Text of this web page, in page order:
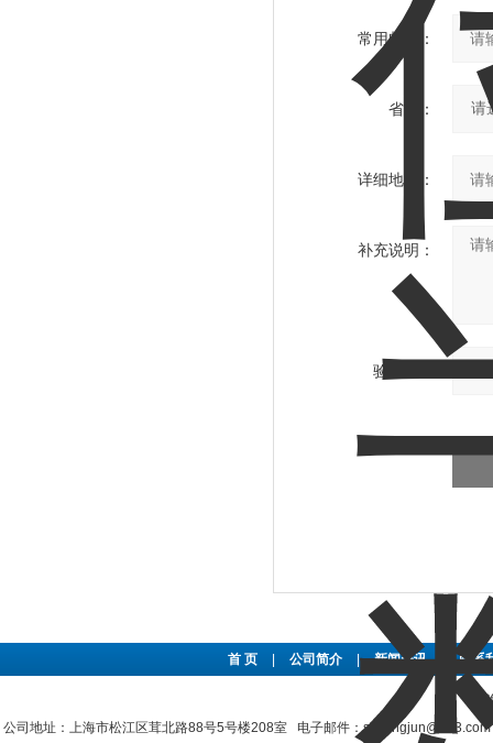
常用邮箱：
省份：
详细地址：
补充说明：
验证码：
首 页 公司简介 | 新闻资讯 联系
公司地址：上海市松江区茸北路88号5号楼208室 电子邮件：